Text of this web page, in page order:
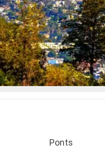
Ponts